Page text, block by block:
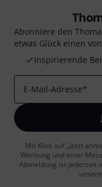
Abonniere den
etwas Glück einen von
Inspirierende
E-Mail-Adresse*
Mit Klick auf „Jetzt
Werbung und einer
Abmeldung ist jederzeit